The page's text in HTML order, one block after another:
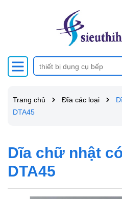
Trang chủ Đĩa các loại
DTA45
Dĩa chữ nhật
DTA45